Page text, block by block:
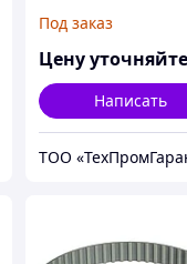
Под заказ
Цену уточняйте
Написать
ТОО